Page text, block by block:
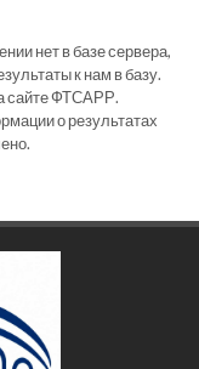
нет в базе сервера,
к нам в базу.
сайте ФТСАРР.
о результатах